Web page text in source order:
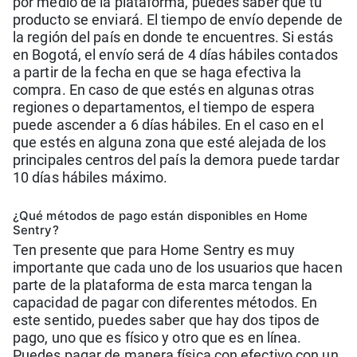
producto se enviará. El tiempo de envío depende de
la región del país en donde te encuentres. Si estás
en Bogotá, el envío será de 4 días hábiles contados
a partir de la fecha en que se haga efectiva la
compra. En caso de que estés en algunas otras
regiones o departamentos, el tiempo de espera
puede ascender a 6 días hábiles. En el caso en el
que estés en alguna zona que esté alejada de los
principales centros del país la demora puede tardar
10 días hábiles máximo.
¿Qué métodos de pago están disponibles en Home
Sentry?
Ten presente que para Home Sentry es muy
importante que cada uno de los usuarios que hacen
parte de la plataforma de esta marca tengan la
capacidad de pagar con diferentes métodos. En
este sentido, puedes saber que hay dos tipos de
pago, uno que es físico y otro que es en línea.